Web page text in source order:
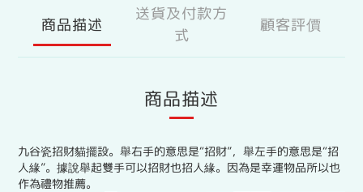
商品描述
送貨及付款方
式
顧客評價
商品描述
九谷瓷招財貓擺設。舉右手的意思是“招財”，舉左手的意思是“招
人緣”。據說舉起雙手可以招財也招人緣。因為是幸運物品所以也
作為禮物推薦。